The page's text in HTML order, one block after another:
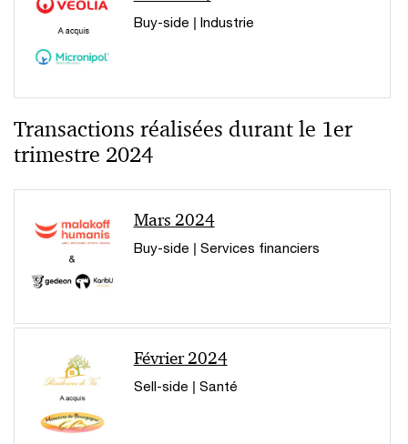
Buy-side | Industrie
Transactions réalisées durant le 1er
trimestre 2024
Mars 2024
Buy-side | Services financiers
Février 2024
Sell-side | Santé